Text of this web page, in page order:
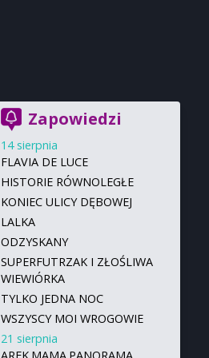
Zapowiedzi
14 sierpnia
FLAVIA DE LUCE
HISTORIE RÓWNOLEGŁE
KONIEC ULICY DĘBOWEJ
LALKA
ODZYSKANY
SUPERFUTRZAK I ZŁOŚLIWA
WIEWIÓRKA
TYLKO JEDNA NOC
WSZYSCY MOI WROGOWIE
21 sierpnia